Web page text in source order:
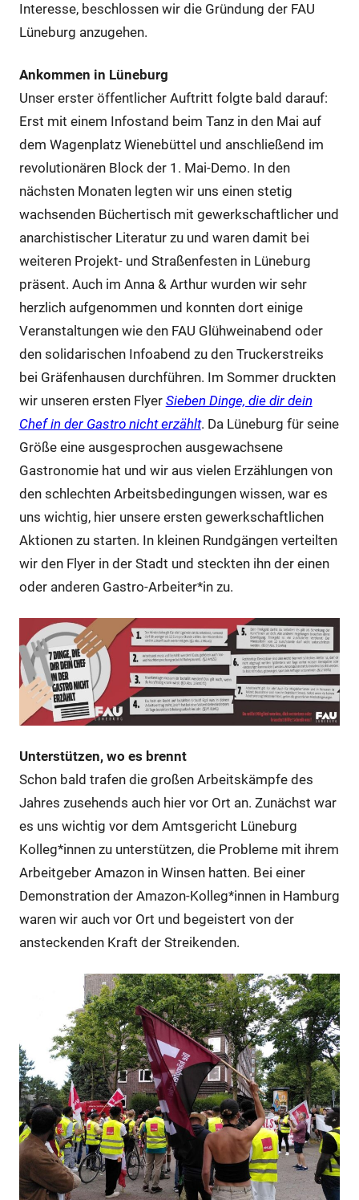
Interesse, beschlossen wir die Gründung der FAU
Lüneburg anzugehen.
Ankommen in Lüneburg
Unser erster öffentlicher Auftritt folgte bald darauf:
Erst mit einem Infostand beim Tanz in den Mai auf
dem Wagenplatz Wienebüttel und anschließend im
revolutionären Block der 1. Mai-Demo. In den
nächsten Monaten legten wir uns einen stetig
wachsenden Büchertisch mit gewerkschaftlicher und
anarchistischer Literatur zu und waren damit bei
weiteren Projekt- und Straßenfesten in Lüneburg
präsent. Auch im Anna & Arthur wurden wir sehr
herzlich aufgenommen und konnten dort einige
Veranstaltungen wie den FAU Glühweinabend oder
den solidarischen Infoabend zu den Truckerstreiks
bei Gräfenhausen durchführen. Im Sommer druckten
wir unseren ersten Flyer Sieben Dinge, die dir dein
Chef in der Gastro nicht erzählt. Da Lüneburg für seine
Größe eine ausgesprochen ausgewachsene
Gastronomie hat und wir aus vielen Erzählungen von
den schlechten Arbeitsbedingungen wissen, war es
uns wichtig, hier unsere ersten gewerkschaftlichen
Aktionen zu starten. In kleinen Rundgängen verteilten
wir den Flyer in der Stadt und steckten ihn der einen
oder anderen Gastro-Arbeiter*in zu.
Unterstützen, wo es brennt
Schon bald trafen die großen Arbeitskämpfe des
Jahres zusehends auch hier vor Ort an. Zunächst war
es uns wichtig vor dem Amtsgericht Lüneburg
Kolleg*innen zu unterstützen, die Probleme mit ihrem
Arbeitgeber Amazon in Winsen hatten. Bei einer
Demonstration der Amazon-Kolleg*innen in Hamburg
waren wir auch vor Ort und begeistert von der
ansteckenden Kraft der Streikenden.